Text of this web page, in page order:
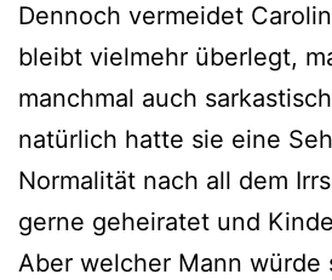
Dennoch vermeidet
bleibt vielmehr überlegt,
manchmal auch
natürlich hatte sie eine
Normalität nach all dem
gerne geheiratet und
Aber welcher Mann würde